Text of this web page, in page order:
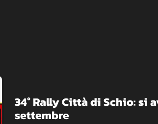
​34° Rally Città di Schio: si
settembre